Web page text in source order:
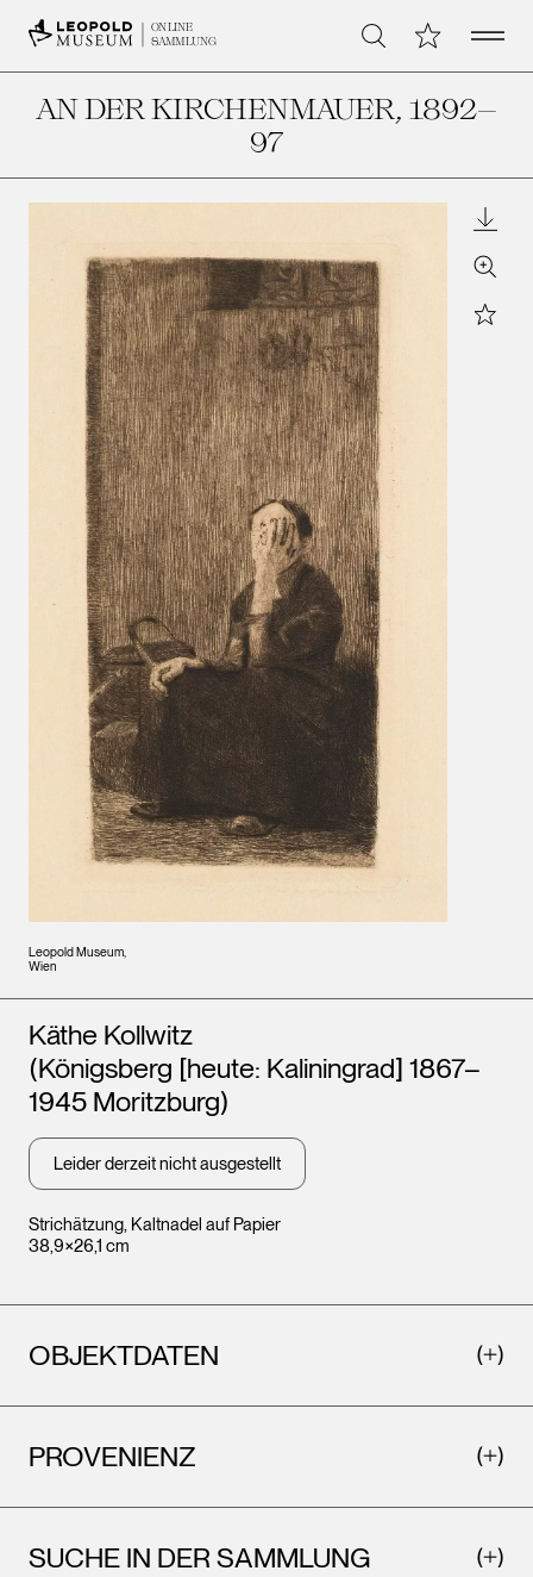
ONLINE
SAMMLUNG
Suche Meine Open
AN DER KIRCHENMAUER, 1892–
97
Leopold Museum,
Wien
Zoom
Star
Strichätzung, Kaltnadel auf Papier
38,9×26,1 cm
Künstler*innen
Käthe Kollwitz
(Königsberg [heute: Kaliningrad] 1867–
1945 Moritzburg)
Leider derzeit nicht ausgestellt
OBJEKTDATEN
PROVENIENZ
SUCHE IN DER SAMMLUNG